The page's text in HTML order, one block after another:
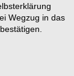
Wegzug in das